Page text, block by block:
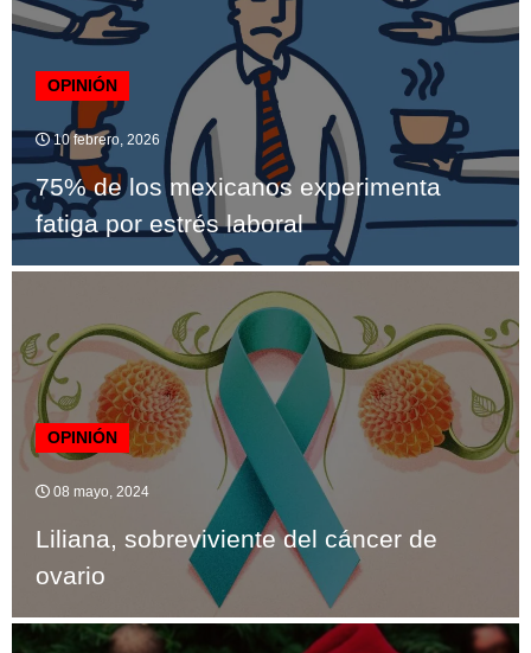
OPINIÓN
10 febrero, 2026
75% de los mexicanos experimenta
fatiga por estrés laboral
OPINIÓN
08 mayo, 2024
Liliana, sobreviviente del cáncer de
ovario